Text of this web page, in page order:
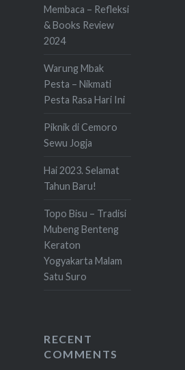
Membaca – Refleksi
& Books Review
2024
Warung Mbak
Pesta – Nikmati
Pesta Rasa Hari Ini
Piknik di Cemoro
Sewu Jogja
Hai 2023. Selamat
Tahun Baru!
Topo Bisu – Tradisi
Mubeng Benteng
Keraton
Yogyakarta Malam
Satu Suro
RECENT
COMMENTS